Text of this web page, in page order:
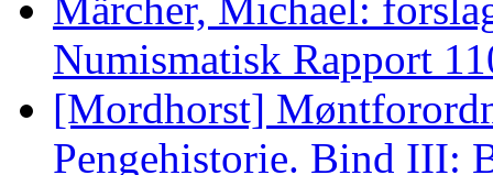
Numismatisk Rapport
[Mordhorst]
Pengehistorie. Bind III: